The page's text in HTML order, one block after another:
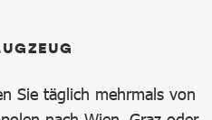
Sie täglich mehrmals von